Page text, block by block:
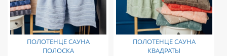
ПОЛОТЕНЦЕ САУНА
ПОЛОСКА
ПОЛОТЕНЦЕ САУНА
КВАДРАТЫ